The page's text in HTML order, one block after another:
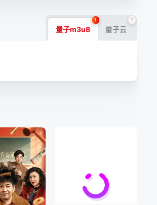
量子m3u8
1
量子云
1